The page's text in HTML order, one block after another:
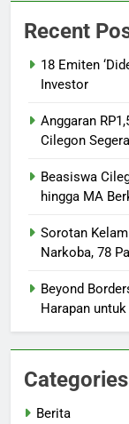
Recent
18 Emiten
Investor
Anggaran
Cilegon
Beasiswa
hingga MA
Sorotan
Narkoba, 78
Beyond
Harapan
Categories
Berita